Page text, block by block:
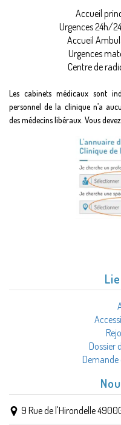
Accueil
Urgences 24h/
Accueil
Urgences
Centre de
Les cabinets médicaux sont
personnel de la clinique n’a
des médecins libéraux. Vous
Dossier
Demande
9 Rue de l'Hirondelle